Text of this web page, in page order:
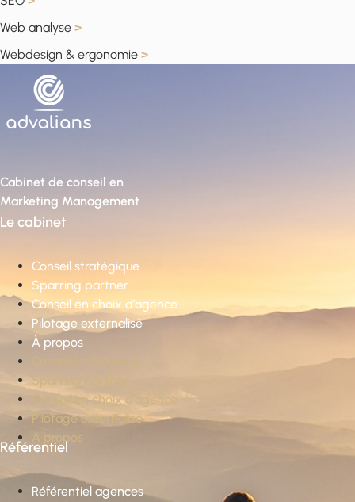
Web analyse >
Webdesign & ergonomie >
Cabinet de conseil en
Marketing Management
Le cabinet
Conseil stratégique
Sparring partner
Conseil en choix d’agence
Pilotage externalisé
À propos
Sparring partner
Conseil en choix d’agence
Pilotage externalisé
À propos
Référentiel
Référentiel agences